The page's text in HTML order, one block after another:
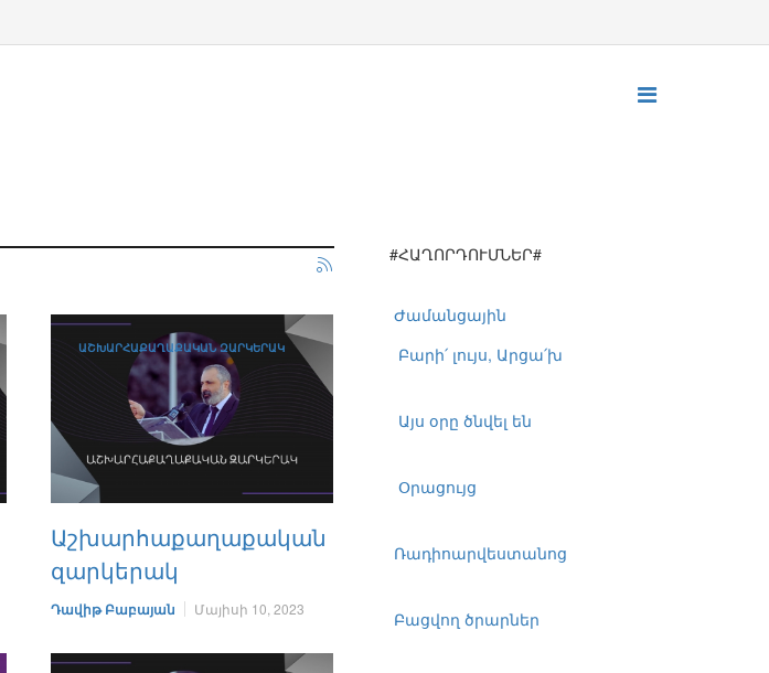
ԱՇԽԱՐՀԱՔԱՂԱՔԱԿԱՆ ԶԱՐԿԵՐԱԿ
Աշխարհաքաղաքական
զարկերակ
Դավիթ Բաբայան Մայիսի 10, 2023
#ՀԱՂՈՐԴՈՒՄՆԵՐ#
Ժամանցային
Բարի՛ լույս, Արցա՛խ
Այս օրը ծնվել են
Օրացույց
Ռադիոարվեստանոց
Բացվող ծրարներ